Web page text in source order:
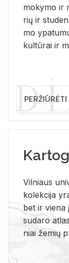
mo­ky­mo ir
rių ir
mo
kul­tū­rai ir
PERŽIŪRĖTI
Vil­niaus
ko­lek­ci­ja
bet ir vie­na
su­da­ro
niai že­mių